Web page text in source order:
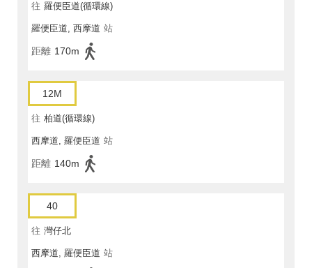
往 羅便臣道(循環線)
羅便臣道, 西摩道 站
距離 170m
12M
往 柏道(循環線)
西摩道, 羅便臣道 站
距離 140m
40
往 灣仔北
西摩道, 羅便臣道 站